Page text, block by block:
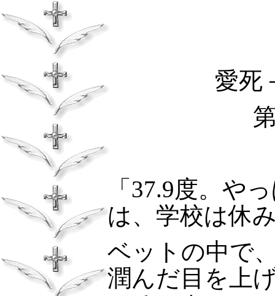
愛死
「 37.9度。や
は、学校は休
ベットの中で
潤んだ目を上